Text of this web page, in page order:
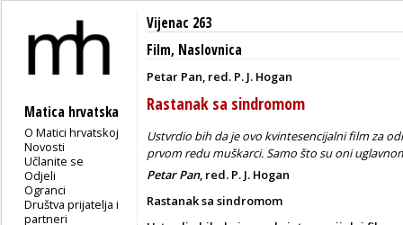
Matica hrvatska
O Matici hrvatskoj
Novosti
Učlanite se
Odjeli
Ogranci
Društva prijatelja i
partneri
Vijenac 263
Film, Naslovnica
Petar Pan, red. P. J. Hogan
Rastanak sa sindromom
Ustvrdio bih da je ovo kvintesencijalni film za
prvom redu muškarci. Samo što su oni
Petar Pan, red. P. J. Hogan
Rastanak sa sindromom